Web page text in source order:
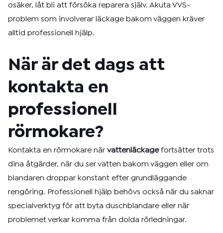
osäker, låt bli att försöka reparera själv. Akuta VVS-
problem som involverar läckage bakom väggen kräver
alltid professionell hjälp.
När är det dags att
kontakta en
professionell
rörmokare?
Kontakta en rörmokare när vattenläckagefortsätter trots
dina åtgärder, när du ser vatten bakom väggen eller om
blandaren droppar konstant efter grundläggande
rengöring. Professionell hjälp behövs också när du saknar
specialverktyg för att byta duschblandare eller när
problemet verkar komma från dolda rörledningar.